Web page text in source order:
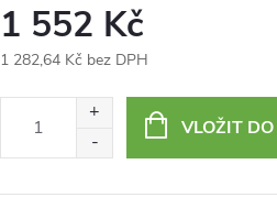
1 552 Kč
1 282,64 Kč bez DPH
VLOŽIT